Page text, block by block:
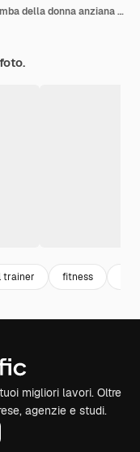
Istruttore di fitness che misura la gamba della donna anziana prima di allenarsi in palestra.
trainer fitness
migliori lavori. Oltre
agenzie e studi.